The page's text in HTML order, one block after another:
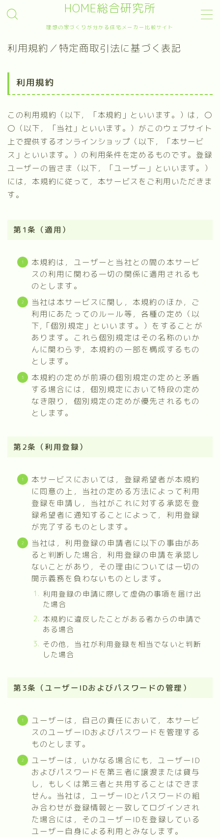
HOME総合研究所
理想の家づくりが分かる住宅メーカー比較サイト
Sample Page
プライバシーポリシー
利用規約／特定商取引法に基づく表記
有料記事の決済完了ページ
運営者情報
運営者情報
利用規約／特定商取引法に基づく表記
利用規約
この利用規約（以下，「本規約」といいます。）は，〇
〇（以下，「当社」といいます。）がこのウェブサイト
上で提供するオンラインショップ（以下，「本サービ
ス」といいます。）の利用条件を定めるものです。登録
ユーザーの皆さま（以下，「ユーザー」といいます。）
には，本規約に従って，本サービスをご利用いただきま
す。
第1条（適用）
本規約は，ユーザーと当社との間の本サービ
スの利用に関わる一切の関係に適用されるも
のとします。
当社は本サービスに関し，本規約のほか，ご
利用にあたってのルール等，各種の定め（以
下,「個別規定」といいます。）をすることが
あります。これら個別規定はその名称のいか
んに関わらず，本規約の一部を構成するもの
とします。
本規約の定めが前項の個別規定の定めと矛盾
する場合には，個別規定において特段の定め
なき限り，個別規定の定めが優先されるもの
とします。
第2条（利用登録）
本サービスにおいては，登録希望者が本規約
に同意の上，当社の定める方法によって利用
登録を申請し，当社がこれに対する承認を登
録希望者に通知することによって，利用登録
が完了するものとします。
当社は，利用登録の申請者に以下の事由があ
ると判断した場合，利用登録の申請を承認し
ないことがあり，その理由については一切の
開示義務を負わないものとします。
利用登録の申請に際して虚偽の事項を届け出
た場合
本規約に違反したことがある者からの申請で
ある場合
その他，当社が利用登録を相当でないと判断
した場合
第3条（ユーザーIDおよびパスワードの管理）
ユーザーは，自己の責任において，本サービ
スのユーザーIDおよびパスワードを管理する
ものとします。
ユーザーは，いかなる場合にも，ユーザーID
およびパスワードを第三者に譲渡または貸与
し，もしくは第三者と共用することはできま
せん。当社は，ユーザーIDとパスワードの組
み合わせが登録情報と一致してログインされ
た場合には，そのユーザーIDを登録している
ユーザー自身による利用とみなします。